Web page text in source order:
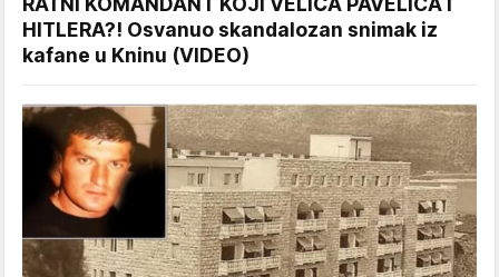
HITLERA?! Osvanuo skandalozan snimak iz
kafane u Kninu (VIDEO)